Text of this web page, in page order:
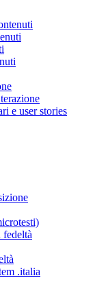
e user stories
fedeltà
.italia